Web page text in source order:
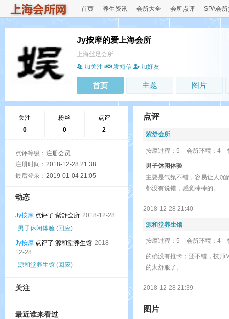
首页 养生资讯 会所大全 会所点评 SPA会
Jy按摩的爱上海会所
上海丝足会所
加关注
发短信 加好友
首页 主题 图片
关注
0
粉丝
0
点评
2
点评等级： 注册会员
注册时间： 2018-12-28 21:38
最后登录： 2019-01-04 21:05
动态
Jy按摩 点评了 紫舒会所 2018-12-28
男子休闲体验 (回应)
Jy按摩 点评了 源和堂养生馆 2018-
12-28
源和堂养生馆 (回应)
关注
最近谁来看过
点评
紫舒会所
按摩过程：5 会所环境：4
男子休闲体验
主要是气氛不错，容易让人沉
都没有说错，感觉棒棒的。
2018-12-28 21:40
源和堂养生馆
按摩过程：5 会所环境：4
的确没有推卡；还不错，技师
的太舒服了。
2018-12-28 21:39
图片